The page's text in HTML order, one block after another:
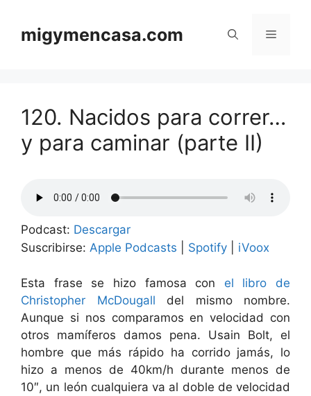
contenido
migymencasa.com Menú
120. Nacidos para correr…
y para caminar (parte II)
Podcast: Descargar
Suscribirse: Apple Podcasts Spotify iVoox
Esta frase se hizo famosa con el libro de
Christopher McDougall del mismo nombre.
Aunque si nos comparamos en velocidad con
otros mamíferos damos pena. Usain Bolt, el
hombre que más rápido ha corrido jamás, lo
hizo a menos de 40km/h durante menos de
10″, un león cualquiera va al doble de velocidad